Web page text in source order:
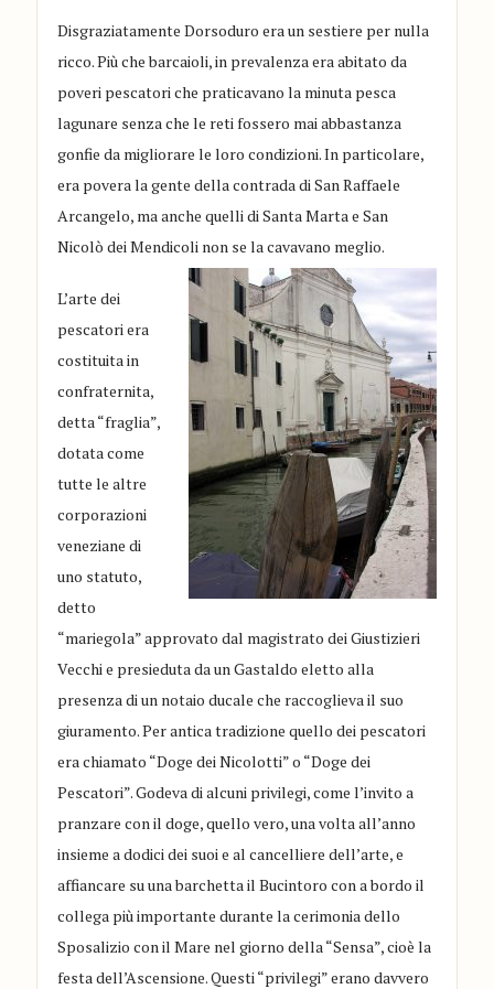
Disgraziatamente Dorsoduro era un sestiere per nulla
ricco. Più che barcaioli, in prevalenza era abitato da
poveri pescatori che praticavano la minuta pesca
lagunare senza che le reti fossero mai abbastanza
gonfie da migliorare le loro condizioni. In particolare,
era povera la gente della contrada di San Raffaele
Arcangelo, ma anche quelli di Santa Marta e San
Nicolò dei Mendicoli non se la cavavano meglio.
L’arte dei
pescatori era
costituita in
confraternita,
detta “fraglia”,
dotata come
tutte le altre
corporazioni
veneziane di
uno statuto,
detto
“mariegola” approvato dal magistrato dei Giustizieri
Vecchi e presieduta da un Gastaldo eletto alla
presenza di un notaio ducale che raccoglieva il suo
giuramento. Per antica tradizione quello dei pescatori
era chiamato “Doge dei Nicolotti” o “Doge dei
Pescatori”. Godeva di alcuni privilegi, come l’invito a
pranzare con il doge, quello vero, una volta all’anno
insieme a dodici dei suoi e al cancelliere dell’arte, e
affiancare su una barchetta il Bucintoro con a bordo il
collega più importante durante la cerimonia dello
Sposalizio con il Mare nel giorno della “Sensa”, cioè la
festa dell’Ascensione. Questi “privilegi” erano davvero